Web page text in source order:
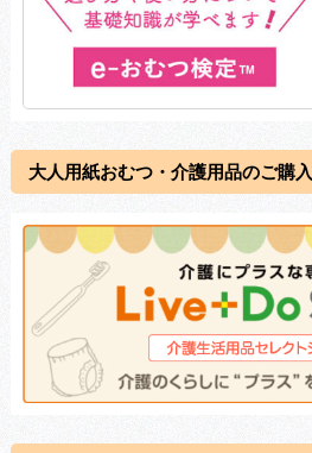
大人用紙おむつ・介護用品のご購入